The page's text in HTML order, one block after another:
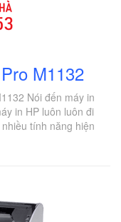
M1132
Nói đến máy in
in HP luôn luôn đi
tính năng hiện